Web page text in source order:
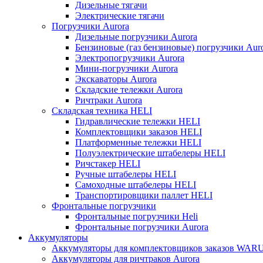
Дизельные тягачи
Электрические тягачи
Погрузчики Aurora
Дизельные погрузчики Aurora
Бензиновые (газ бензиновые) погрузчики
Электропогрузчики Aurora
Мини-погрузчики Aurora
Экскаваторы Aurora
Складские тележки Aurora
Ричтраки Aurora
Складская техника HELI
Гидравлические тележки HELI
Комплектовщики заказов HELI
Платформенные тележки HELI
Полуэлектрические штабелеры HELI
Ричстакер HELI
Ручные штабелеры HELI
Самоходные штабелеры HELI
Транспортировщики паллет HELI
Фронтальные погрузчики
Фронтальные погрузчики Heli
Фронтальные погрузчики Aurora
Аккумуляторы
Аккумуляторы для комплектовщиков заказов
Аккумуляторы для ричтраков Aurora